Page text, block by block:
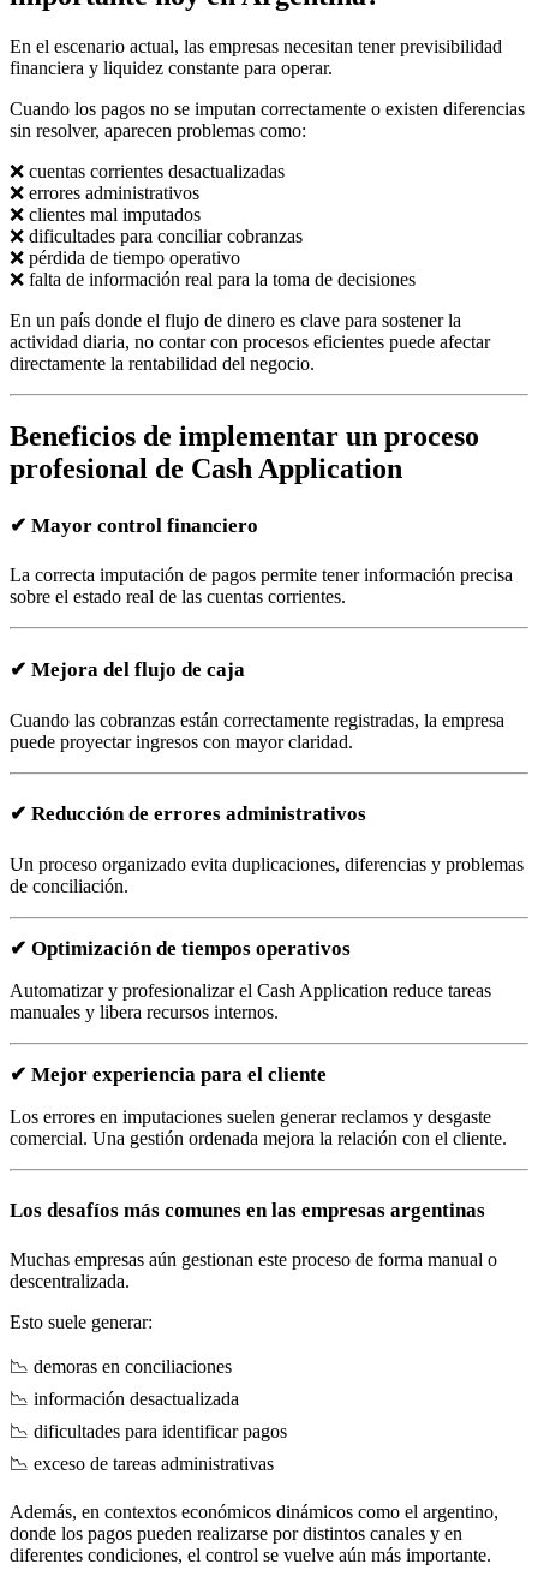
En el escenario actual, las empresas necesitan tener previsibilidad
financiera y liquidez constante para operar.
Cuando los pagos no se imputan correctamente o existen diferencias
sin resolver, aparecen problemas como:
❌ cuentas corrientes desactualizadas
❌ errores administrativos
❌ clientes mal imputados
❌ dificultades para conciliar cobranzas
❌ pérdida de tiempo operativo
❌ falta de información real para la toma de decisiones
En un país donde el flujo de dinero es clave para sostener la
actividad diaria, no contar con procesos eficientes puede afectar
directamente la rentabilidad del negocio.
Beneficios de implementar un proceso
profesional de Cash Application
✔ Mayor control financiero
La correcta imputación de pagos permite tener información precisa
sobre el estado real de las cuentas corrientes.
✔ Mejora del flujo de caja
Cuando las cobranzas están correctamente registradas, la empresa
puede proyectar ingresos con mayor claridad.
✔ Reducción de errores administrativos
Un proceso organizado evita duplicaciones, diferencias y problemas
de conciliación.
✔ Optimización de tiempos operativos
Automatizar y profesionalizar el Cash Application reduce tareas
manuales y libera recursos internos.
✔ Mejor experiencia para el cliente
Los errores en imputaciones suelen generar reclamos y desgaste
comercial. Una gestión ordenada mejora la relación con el cliente.
Los desafíos más comunes en las empresas argentinas
Muchas empresas aún gestionan este proceso de forma manual o
descentralizada.
Esto suele generar:
📉 demoras en conciliaciones
📉 información desactualizada
📉 dificultades para identificar pagos
📉 exceso de tareas administrativas
Además, en contextos económicos dinámicos como el argentino,
donde los pagos pueden realizarse por distintos canales y en
diferentes condiciones, el control se vuelve aún más importante.